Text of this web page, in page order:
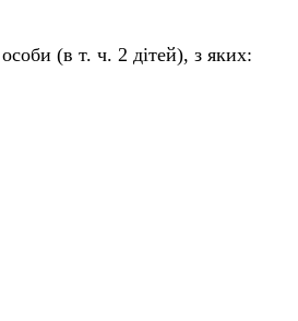
(в т. ч. 2 дітей), з яких: